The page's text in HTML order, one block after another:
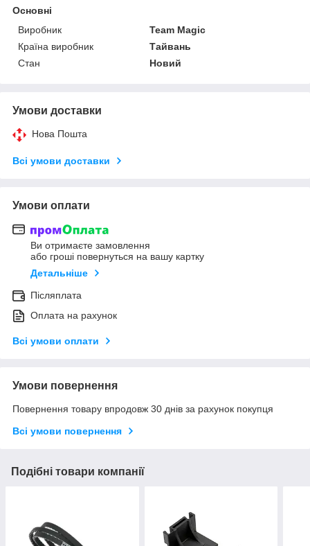
Основні
Виробник
Team Magic
Країна виробник
Тайвань
Стан
Новий
Умови доставки
Нова Пошта
Всі умови доставки
Умови оплати
Ви отримаєте замовлення
або гроші повернуться на вашу картку
Детальніше
Післяплата
Оплата на рахунок
Всі умови оплати
Умови повернення
Повернення товару впродовж 30 днів за рахунок покупця
Всі умови повернення
Подібні товари компанії